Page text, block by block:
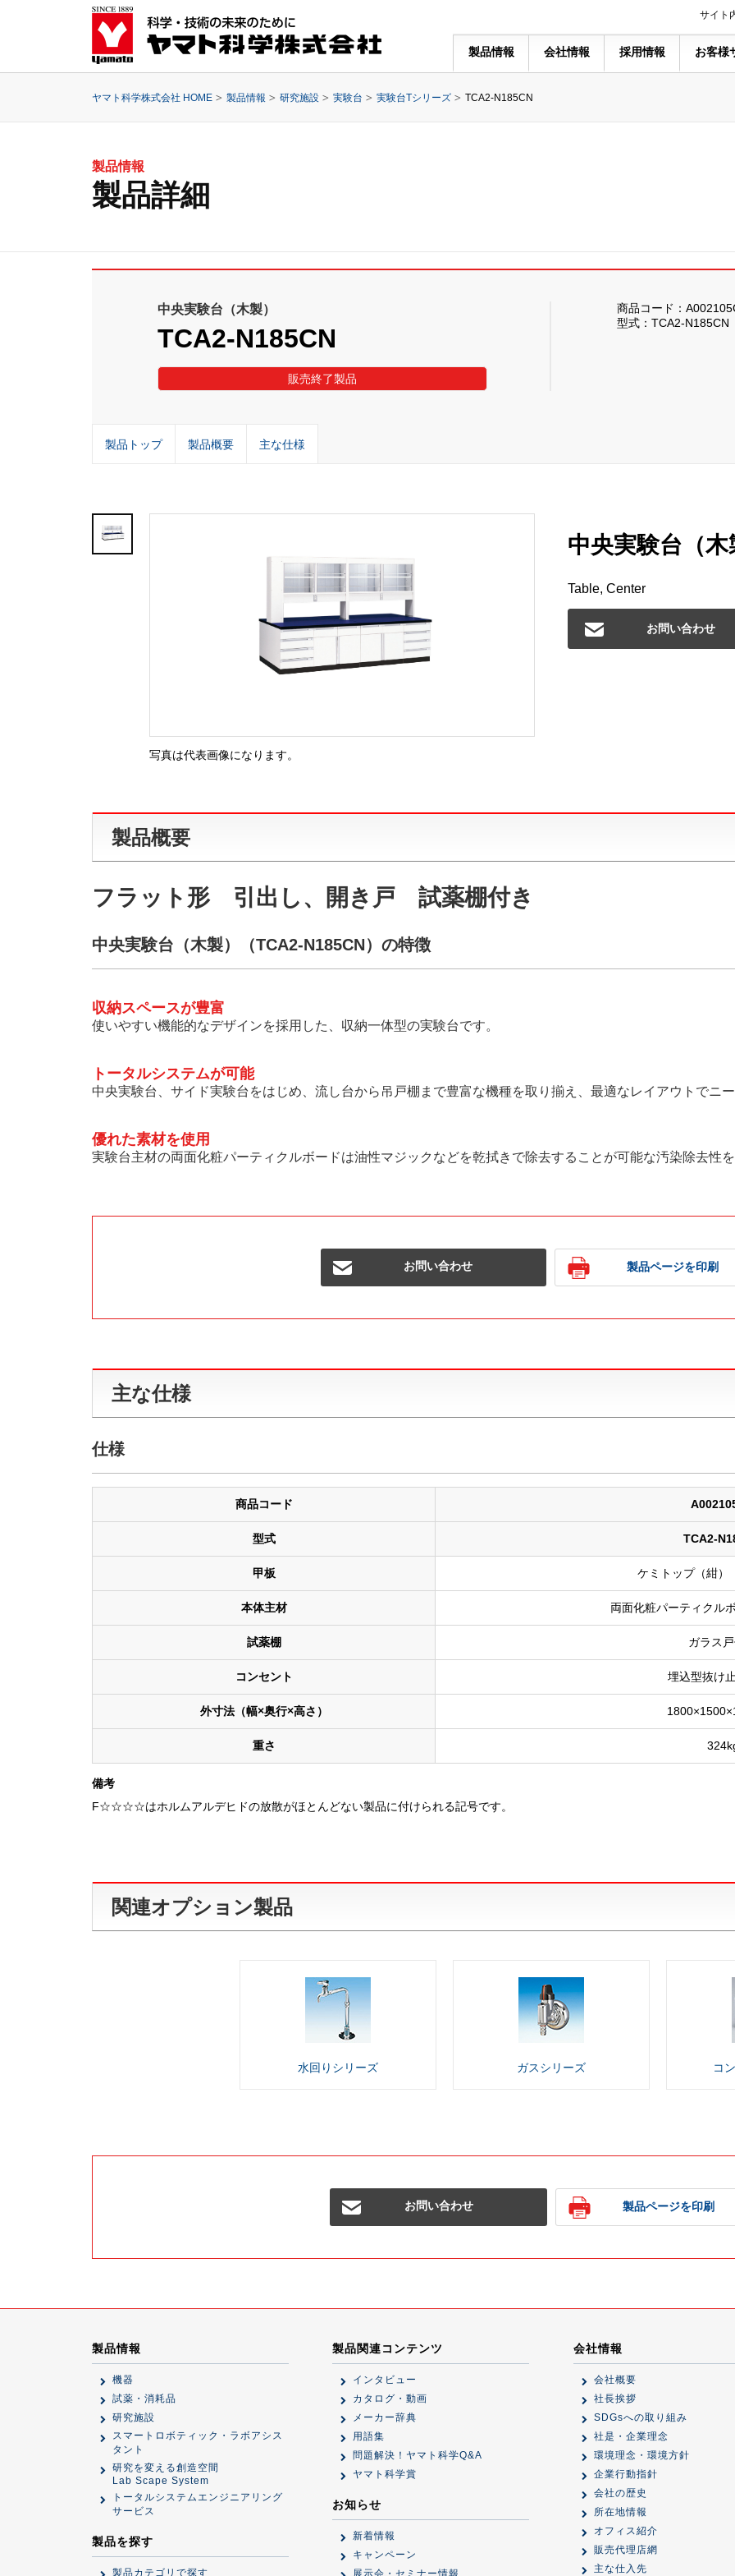
サイト
製品情報 会社情報 採用情報 お客様
ヤマト科学株式会社 HOME 製品情報 研究施設 実験台 実験台Tシリーズ TCA2-N185CN
製品情報
製品詳細
中央実験台（木製）
TCA2-N185CN
販売終了製品
商品コード：
型式：TCA2-N185CN
製品トップ 製品概要 主な仕様
写真は代表画像になります。
中央実験台（木
Table, Center
お問い合わせ
製品概要
フラット形 引出し、開き戸 試薬棚付き
中央実験台（木製）（TCA2-N185CN）の特徴
収納スペースが豊富
使いやすい機能的なデザインを採用した、収納一体型の実験台です。
トータルシステムが可能
中央実験台、サイド実験台をはじめ、流し台から吊戸棚まで豊富な機種を取り揃え、最適なレイアウトでニー
優れた素材を使用
実験台主材の両面化粧パーティクルボードは油性マジックなどを乾拭きで除去することが可能な汚染除去性
お問い合わせ 製品ページを印刷
主な仕様
仕様
商品コード
型式 TCA2-
甲板 ケミトップ（紺
本体主材 両面化粧パーティク
試薬棚 ガラス
コンセント 埋込型抜け
外寸法（幅×奥行×高さ）
重さ
備考
F☆☆☆☆はホルムアルデヒドの放散がほとんどない製品に付けられる記号です。
関連オプション製品
水回り シリーズ ガスシリーズ コ
お問い合わせ 製品ページを印刷
製品情報
機器
試薬・消耗品
研究施設
スマートロボティック・ラボアシス
タント
研究を変える創造空間
Lab Scape System
トータルシステムエンジニアリング
サービス
製品を探す
製品カテゴリで探す
製品関連コンテンツ
インタビュー
カタログ・動画
メーカー辞典
用語集
問題解決！ヤマト科学Q&A
ヤマト科学賞
お知らせ
新着情報
キャンペーン
展示会・セミナー情報
会社情報
会社概要
社長挨拶
SDGsへの取り組み
社是・企業理念
環境理念・環境方針
企業行動指針
会社の歴史
所在地情報
オフィス紹介
販売代理店網
主な仕入先